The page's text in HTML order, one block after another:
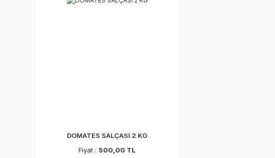
DOMATES SALÇASI 2 KG
Fiyat : 500,00 TL